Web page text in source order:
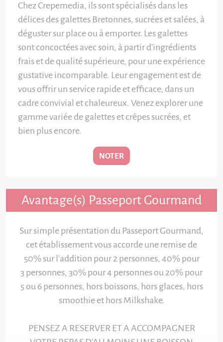
Chez Crepemedia, ils sont spécialisés dans les
délices des galettes Bretonnes, sucrées et salées, à
déguster sur place ou à emporter. Les galettes
sont concoctées avec soin, à partir d'ingrédients
frais et de qualité supérieure, pour une expérience
gustative incomparable. Leur engagement est de
vous offrir un service rapide et efficace, dans un
cadre convivial et chaleureux. Venez explorer une
gamme variée de galettes et crêpes sucrées, et
bien plus encore.
NOTER
Avantage(s) Passeport Gourmand
Sur simple présentation du Passeport Gourmand,
cet établissement vous accorde une remise de
50% sur l'addition pour 2 personnes, 40% pour
3 personnes, 30% pour 4 personnes ou 20% pour
5 ou 6 personnes, hors boissons, hors glaces, hors
smoothie et hors Milkshake.
PENSEZ A RESERVER ET A ACCOMPAGNER